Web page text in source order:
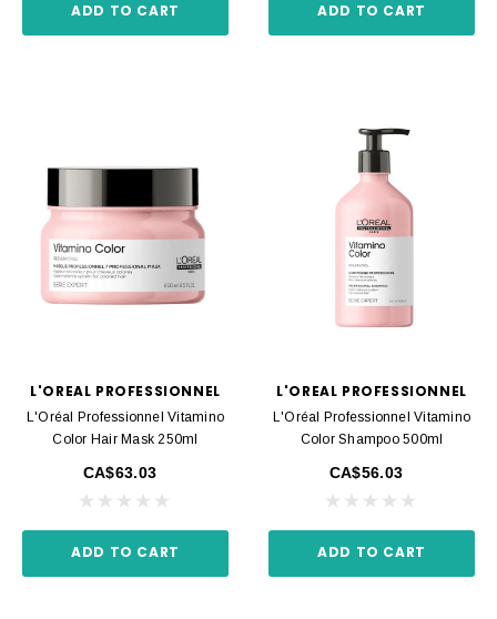
ADD TO CART ADD TO CART
L'OREAL PROFESSIONNEL
L'Oréal Professionnel Vitamino
Color Hair Mask 250ml
CA$63.03
ADD TO CART
L'OREAL PROFESSIONNEL
L'Oréal Professionnel Vitamino
Color Shampoo 500ml
CA$56.03
ADD TO CART